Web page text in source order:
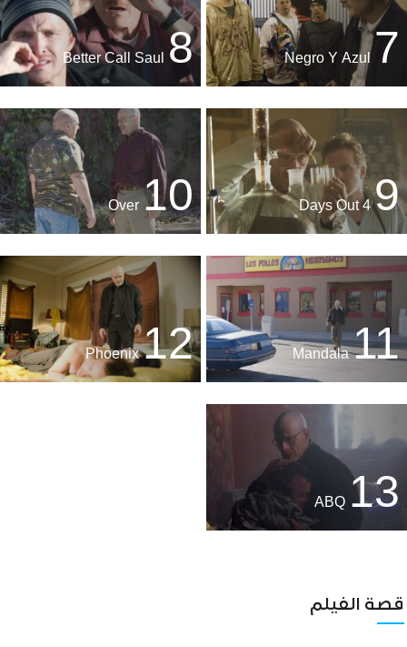
7
8
9
4 Days Out
10
11
Mandala
12
Phoenix
13
قصة الفيلم